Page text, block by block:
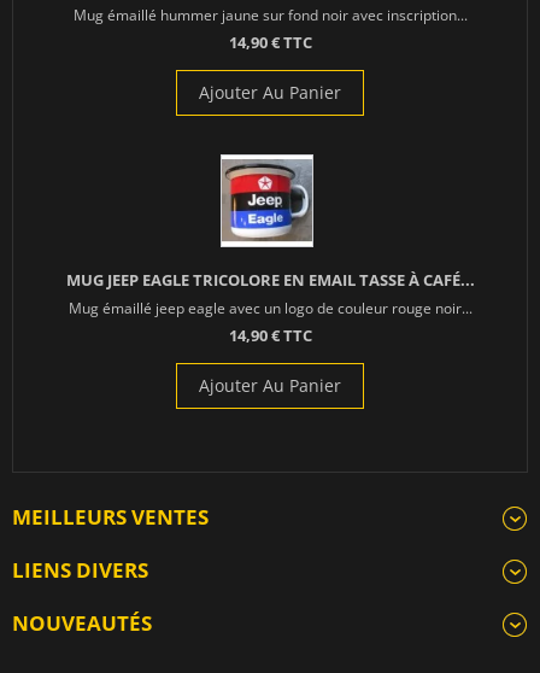
Mug émaillé hummer jaune sur fond noir avec inscription...
14,90 € TTC
Ajouter Au Panier
MUG JEEP EAGLE TRICOLORE EN EMAIL TASSE À CAFÉ...
Mug émaillé jeep eagle avec un logo de couleur rouge noir...
14,90 € TTC
Ajouter Au Panier
MEILLEURS VENTES
LIENS DIVERS
NOUVEAUTÉS